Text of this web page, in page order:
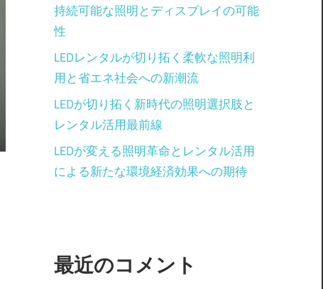
持続可能な照明とディスプレイの可能
性
LEDレンタルが切り拓く柔軟な照明利
用と省エネ社会への新潮流
LEDが切り拓く新時代の照明選択肢と
レンタル活用最前線
LEDが変える照明革命とレンタル活用
による新たな環境経済効果への期待
最近のコメント